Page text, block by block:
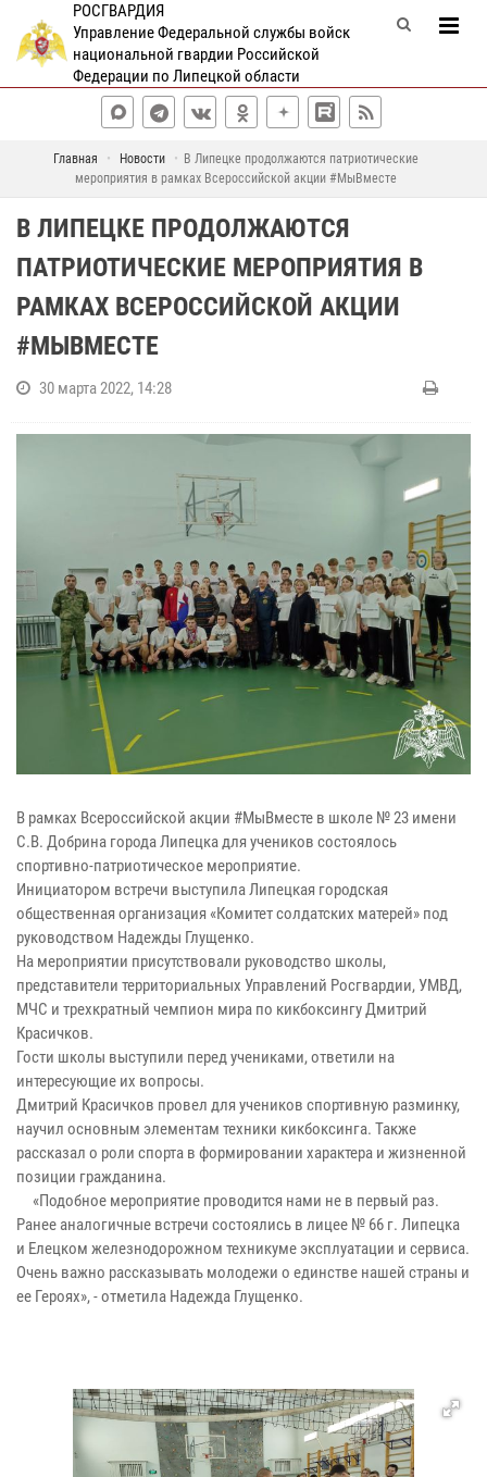
РОСГВАРДИЯ
Управление Федеральной службы войск
национальной гвардии Российской
Федерации по Липецкой области
Главная Новости
В Липецке продолжаются патриотические
мероприятия в рамках Всероссийской акции #МыВместе
В ЛИПЕЦКЕ ПРОДОЛЖАЮТСЯ
ПАТРИОТИЧЕСКИЕ МЕРОПРИЯТИЯ В
РАМКАХ ВСЕРОССИЙСКОЙ АКЦИИ
#МЫВМЕСТЕ
30 марта 2022, 14:28
В рамках Всероссийской акции #МыВместе в школе № 23 имени
С.В. Добрина города Липецка для учеников состоялось
спортивно-патриотическое мероприятие.
Инициатором встречи выступила Липецкая городская
общественная организация «Комитет солдатских матерей» под
руководством Надежды Глущенко.
На мероприятии присутствовали руководство школы,
представители территориальных Управлений Росгвардии, УМВД,
МЧС и трехкратный чемпион мира по кикбоксингу Дмитрий
Красичков.
Гости школы выступили перед учениками, ответили на
интересующие их вопросы.
Дмитрий Красичков провел для учеников спортивную разминку,
научил основным элементам техники кикбоксинга. Также
рассказал о роли спорта в формировании характера и жизненной
позиции гражданина.
«Подобное мероприятие проводится нами не в первый раз.
Ранее аналогичные встречи состоялись в лицее № 66 г. Липецка
и Елецком железнодорожном техникуме эксплуатации и сервиса.
Очень важно рассказывать молодежи о единстве нашей страны и
ее Героях», - отметила Надежда Глущенко.